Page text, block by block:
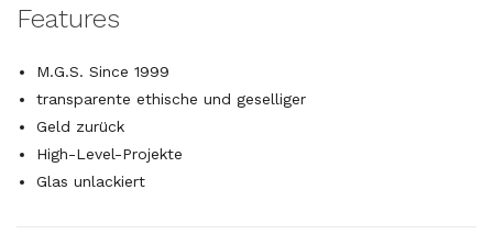
Features
M.G.S. Since 1999
transparente ethische und geselliger
Geld zurück
High-Level-Projekte
Glas unlackiert